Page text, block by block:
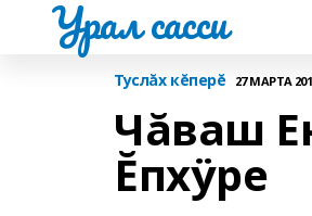
Урал сасси
Туслăх кĕперĕ 27 МАРТА
Чăваш
Ĕпхÿре